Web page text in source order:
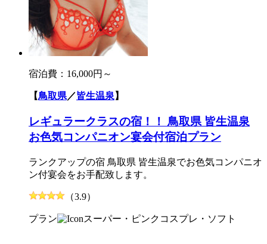
宿泊費： 16,000円～
【鳥取県／皆生温泉 】
レギュラークラスの宿！！ 鳥取県 皆生温泉
お色気コンパニオン宴会付宿泊プラン
ランクアップの宿 鳥取県 皆生温泉でお色気コンパニオ
ン付宴会をお手配致します。
（3.9）
プラン スーパー・ピンク コスプレ・ソフト